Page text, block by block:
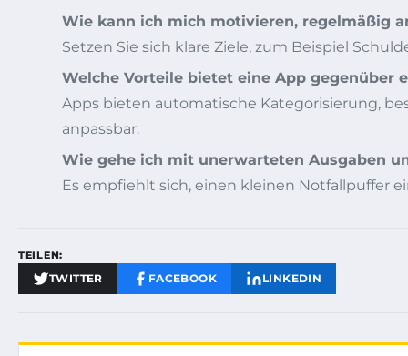
Wie kann ich mich motivieren, regelmäßig
Setzen Sie sich klare Ziele, zum Beispiel
Welche Vorteile bietet eine App gegenüber
Apps bieten automatische Kategorisierung,
anpassbar.
Wie gehe ich mit unerwarteten Ausgaben
Es empfiehlt sich, einen kleinen Notfallpuffer
TEILEN:
TWITTER FACEBOOK LINKEDIN